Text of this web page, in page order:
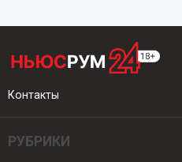
Контакты
РУБРИКИ